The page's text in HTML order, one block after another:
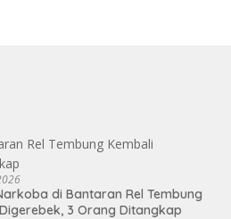
di Bantaran Rel Tembung
3 Orang Ditangkap